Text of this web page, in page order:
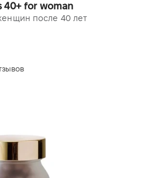
40+ for woman
после 40 лет